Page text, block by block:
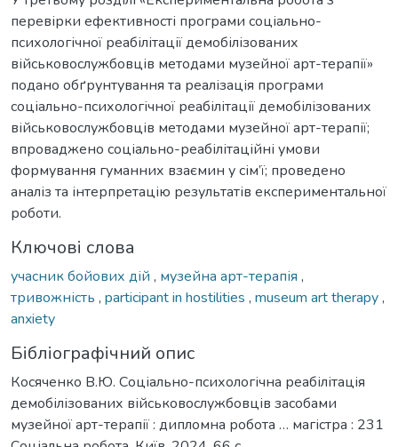
перевірки ефективності програми соціально-
психологічної реабілітації демобілізованих
військовослужбовців методами музейної арт-терапії»
подано обґрунтування та реалізація програми
соціально-психологічної реабілітації демобілізованих
військовослужбовців методами музейної арт-терапії;
впроваджено соціально-реабілітаційні умови
формування гуманних взаємин у сім’ї; проведено
аналіз та інтерпретацію результатів експериментальної
роботи.
Ключові слова
учасник бойових дій , музейна арт-терапія ,
тривожність , participant in hostilities , museum art therapy,
anxiety
Бібліографічний опис
Косяченко В.Ю. Соціально-психологічна реабілітація
демобілізованих військовослужбовців засобами
музейної арт-терапії : дипломна робота … магістра : 231